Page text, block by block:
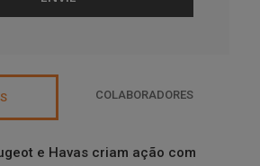
COLABORADORES
e Havas criam ação com